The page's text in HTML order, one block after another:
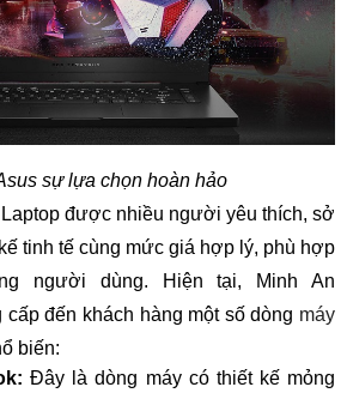
sự lựa chọn hoàn hảo
được nhiều người yêu thích, sở
tinh tế cùng mức giá hợp lý, phù hợp
người dùng. Hiện tại, Minh An
cấp đến khách hàng một số dòng máy
biến:
Đây là dòng máy có thiết kế mỏng